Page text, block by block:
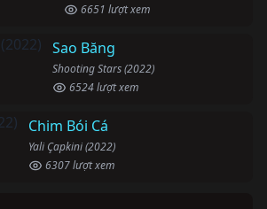
6651 lượt xem
Sao Băng
Shooting Stars (2022)
6524 lượt xem
Chim Bói Cá
Yali Çapkini (2022)
6307 lượt xem